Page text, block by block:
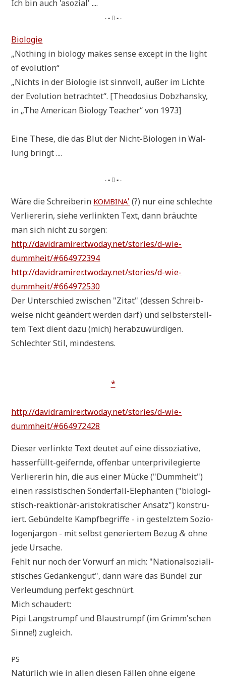
Ich bin auch 'aso­zi­al' ....
∙ ▪  ▪ ∙
Bio­lo­gie
„Not­hing in bio­lo­gy makes sen­se except in the light
of evolution“
„Nichts in der Bio­lo­gie ist sinn­voll, außer im Lich­te
der Evo­lu­ti­on betrach­tet“. [Theo­dosi­us Dobzhan­sky,
in „The Ame­ri­can Bio­lo­gy Tea­cher“ von 1973]
Eine The­se, die das Blut der Nicht-Bio­lo­gen in Wal­
lung bringt ....
∙ ▪  ▪ ∙
Wäre die Schrei­be­rin KOMBINA' (?) nur eine schlech­te
Ver­lie­re­rin, sie­he ver­link­ten Text, dann bräuch­te
man sich nicht zu sorgen:
http://davidramirer.twoday.net/stories/d-wie-
dummheit/#664972394
http://davidramirer.twoday.net/stories/d-wie-
dummheit/#664972530
Der Unter­schied zwi­schen "Zitat" (des­sen Schreib­
wei­se nicht geän­dert wer­den darf) und selbst­er­stell­
tem Text dient dazu (mich) her­ab­zu­wür­di­gen.
Schlech­ter Stil, mindestens.
*
http://davidramirer.twoday.net/stories/d-wie-
dummheit/#664972428
Die­ser ver­link­te Text deu­tet auf eine dis­so­zia­ti­ve,
hass­erfüllt-gei­fern­de, offen­bar un­ter­pri­vi­le­gierte
Ver­lie­re­rin hin, die aus einer Mücke ("Dumm­heit")
einen ras­si­sti­schen Son­der­fall-Ele­phan­ten ("bio­lo­gi­
stisch-reak­tio­när-ari­sto­kra­ti­scher Ansatz") kon­stru­
iert. Gebün­del­te Kampf­be­grif­fe - in gestelz­tem Sozio­
lo­gen­jar­gon - mit selbst gene­rier­tem Bezug& ohne
jede Ursache.
Fehlt nur noch der Vor­wurf an mich: "Natio­nal­so­zia­li­
sti­sches Gedan­ken­gut", dann wäre das Bün­del zur
Ver­leum­dung per­fekt geschnürt.
Mich schaudert:
Pipi Lang­strumpf und Blau­strumpf (im Grimm'schen
Sin­ne!) zugleich.
PS
Natür­lich wie in allen die­sen Fäl­len ohne eige­ne